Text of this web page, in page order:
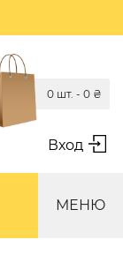
Вход
0 шт. - 0 ₴
МЕНЮ